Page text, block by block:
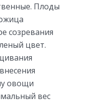
Плоды
созревания
цвет.
овощи
вес